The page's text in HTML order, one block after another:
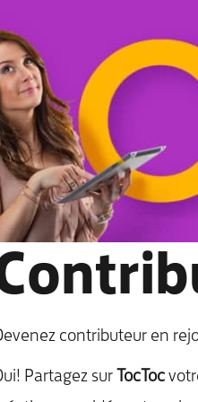
contributeur en
Partagez sur TocToc